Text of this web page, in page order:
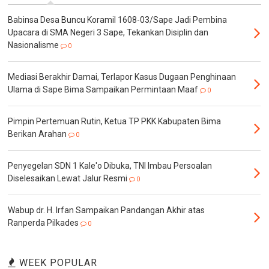
Babinsa Desa Buncu Koramil 1608-03/Sape Jadi Pembina
Upacara di SMA Negeri 3 Sape, Tekankan Disiplin dan
Nasionalisme
0
Mediasi Berakhir Damai, Terlapor Kasus Dugaan Penghinaan
Ulama di Sape Bima Sampaikan Permintaan Maaf
0
Pimpin Pertemuan Rutin, Ketua TP PKK Kabupaten Bima
Berikan Arahan
0
Penyegelan SDN 1 Kale'o Dibuka, TNI Imbau Persoalan
Diselesaikan Lewat Jalur Resmi
0
Wabup dr. H. Irfan Sampaikan Pandangan Akhir atas
Ranperda Pilkades
0
WEEK POPULAR